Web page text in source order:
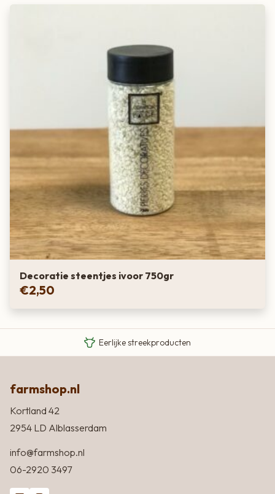
Decoratie steentjes ivoor 750gr
€2,50
Eigen Limousin runderen
Eerlijke streekproducten
farmshop.nl
Kortland 42
2954 LD Alblasserdam
info@farmshop.nl
06-2920 3497